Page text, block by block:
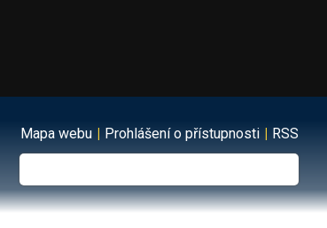
Mapa webu | Prohlášení o přístupnosti | RSS